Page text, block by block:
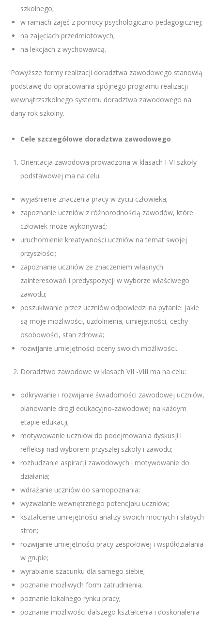
szkolnego;
w ramach zajęć z pomocy psychologiczno-pedagogicznej;
na zajęciach przedmiotowych;
na lekcjach z wychowawcą.
Powyższe formy realizacji doradztwa zawodowego stanowią
podstawę do opracowania spójnego programu realizacji
wewnątrzszkolnego systemu doradztwa zawodowego na
dany rok szkolny.
Cele szczegółowe doradztwa zawodowego
Orientacja zawodowa prowadzona w klasach I-VI szkoły
podstawowej ma na celu:
wyjaśnienie znaczenia pracy w życiu człowieka;
zapoznanie uczniów z różnorodnością zawodów, które
człowiek może wykonywać;
uruchomienie kreatywności uczniów na temat swojej
przyszłości;
zapoznanie uczniów ze znaczeniem własnych
zainteresowań i predyspozycji w wyborze właściwego
zawodu;
poszukiwanie przez uczniów odpowiedzi na pytanie: jakie
są moje możliwości, uzdolnienia, umiejętności, cechy
osobowości, stan zdrowia;
rozwijanie umiejętności oceny swoich możliwości.
Doradztwo zawodowe w klasach VII -VIII ma na celu:
odkrywanie i rozwijanie świadomości zawodowej uczniów,
planowanie drogi edukacyjno-zawodowej na każdym
etapie edukacji;
motywowanie uczniów do podejmowania dyskusji i
refleksji nad wyborem przyszłej szkoły i zawodu;
rozbudzanie aspiracji zawodowych i motywowanie do
działania;
wdrażanie uczniów do samopoznania;
wyzwalanie wewnętrznego potencjału uczniów;
kształcenie umiejętności analizy swoich mocnych i słabych
stron;
rozwijanie umiejętności pracy zespołowej i współdziałania
w grupie;
wyrabianie szacunku dla samego siebie;
poznanie możliwych form zatrudnienia;
poznanie lokalnego rynku pracy;
poznanie możliwości dalszego kształcenia i doskonalenia